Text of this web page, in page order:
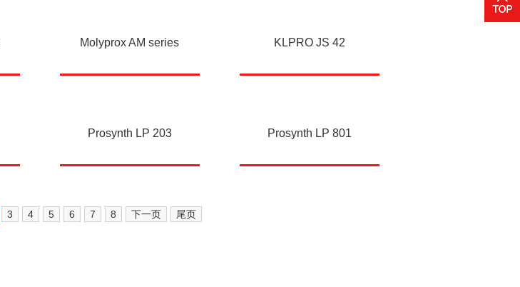
Molyprox AM series KLPRO JS 42
Prosynth LP 203 Prosynth LP 801
3 4 5 6 7 8 下一页 尾页